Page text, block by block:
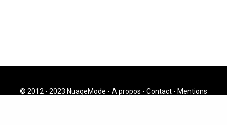
© 2012 - 2023 NuageMode - A propos - Contact- Mentions